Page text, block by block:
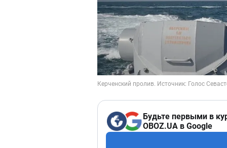
Будьте первыми в
OBOZ.UA в Google